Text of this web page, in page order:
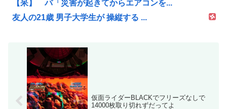
【呆】 パ「災害が起きてからエアコンを...
友人の21歳 男子大学生が 操縦する ...
仮面ライダーBLACKでフリーズなしで
14000枚取り切れずだってよ